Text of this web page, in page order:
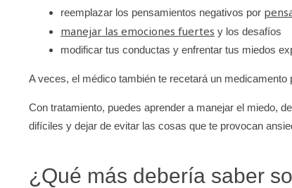
reemplazar los pensamientos negativos por
manejar las emociones fuertes y los desafíos
modificar tus conductas y enfrentar tus miedos
A veces, el médico también te recetará un medicamento
Con tratamiento, puedes aprender a manejar el miedo,
difíciles y dejar de evitar las cosas que te provocan
¿Qué más debería saber